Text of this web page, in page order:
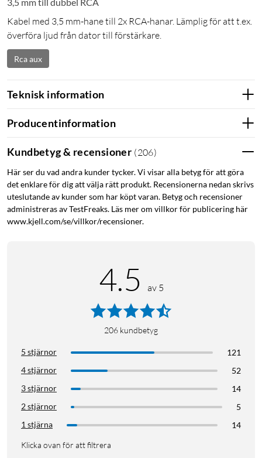
Kabel med 3,5 mm-hane till 2x RCA-hanar. Lämplig för att t.ex.
överföra ljud från dator till förstärkare.
Rca aux
Teknisk information
Producentinformation
Kundbetyg & recensioner (206)
Här ser du vad andra kunder tycker. Vi visar alla betyg för att göra
det enklare för dig att välja rätt produkt. Recensionerna nedan skrivs
uteslutande av kunder som har köpt varan. Betyg och recensioner
administreras av TestFreaks. Läs mer om villkor för publicering här
www.kjell.com/se/villkor/recensioner.
4.5 av 5
206 kundbetyg
5 stjärnor
121
4 stjärnor
52
3 stjärnor
14
2 stjärnor
5
1 stjärna
14
Klicka ovan för att filtrera